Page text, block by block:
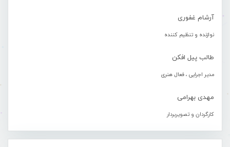
آرشام غفوری
نوازنده و تنظیم کننده
طالب پیل افکن
مدیر اجرایی ، فعال هنری
مهدی بهرامی
کارگردان و تصویربردار